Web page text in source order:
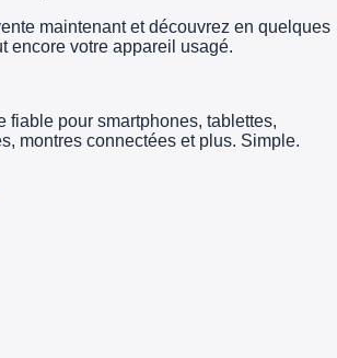
maintenant et découvrez en quelques
encore votre appareil usagé.
fiable pour smartphones, tablettes,
montres connectées et plus. Simple.